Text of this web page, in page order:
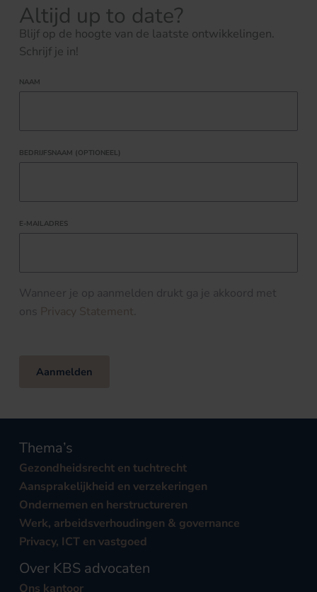
Altijd up to date?
Blijf op de hoogte van de laatste ontwikkelingen.
Schrijf je in!
NAAM
BEDRIJFSNAAM (OPTIONEEL)
E-MAILADRES
Wanneer je op aanmelden drukt ga je akkoord met
ons Privacy Statement.
Aanmelden
Thema’s
Gezondheidsrecht en tuchtrecht
Aansprakelijkheid en verzekeringen
Ondernemen en herstructureren
Werk, arbeidsverhoudingen & governance
Privacy, ICT en vastgoed
Over KBS advocaten
Ons kantoor